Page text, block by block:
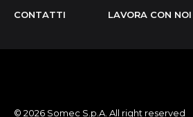
CONTATTI LAVORA CON NOI
© 2026 Somec S.p.A. All right reserved